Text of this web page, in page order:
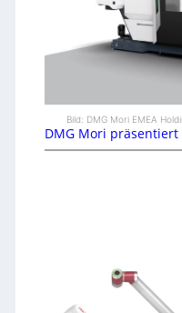
Bild: DMG Mori EMEA
DMG Mori